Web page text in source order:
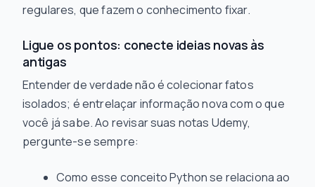
regulares, que fazem o conhecimento fixar.
Ligue os pontos: conecte ideias novas às
antigas
Entender de verdade não é colecionar fatos
isolados; é entrelaçar informação nova com o que
você já sabe. Ao revisar suas notas Udemy,
pergunte-se sempre:
Como esse conceito Python se relaciona ao